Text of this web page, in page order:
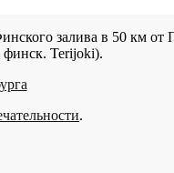
залива в 50 км от
финск. Terijoki).
.